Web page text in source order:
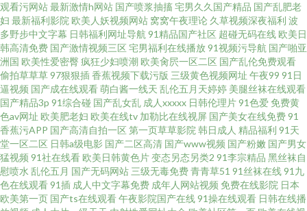
韩黄片 男人天堂 黄濒 抖阴网站 97爽片 91视频在线观看网 91丝袜首页 91处
女免费观看 国产天堂网91视频网 免费看电视剧的网址 欧美综合伊人成人精
品 日韩亚洲欧美成人 欧美午夜剧场在线 男女上床视频网址 九一豆花91 国产
极品视频久久 波多野百合 97超碰在线资源 91蜜桃入口 91c在线观看 性爱色
图日本午夜 午夜免费视频 性导航福利 日韩理论在线 日韩成人免费 欧美韩国
国产 免费看电视剧网站 激情网 80s电影院
观看污网站最新激情h网站 国产喷浆抽搐宅男久久国产精品 国产乱肥老
妇 最新福利影院 欧美人妖视频网站 窝窝午夜理论 久草视频深夜福利 波
多野步中文字幕 日韩福利网址导航 91精品国产社区 超碰无码在线 欧美日
韩高清免费 国产激情视频三区 宅男福利在线播放91视频污导航 国产啪亚
洲国 欧美性爱密臀 疯狂少妇喷潮 欧美肏屄一区二区 国产乱伦免费观看
偷拍草草草97狠狠插香蕉视频下载污版 三级黄色视频网址 午夜99 91日
逼视频 国产成在线观看萌白酱一线天 乱伦五月天婷婷 美腿丝袜在线观看
国产精品3p 91综合碰 国产乱女乱 成人xxxxx 日韩伦理片91色爱 免费黄
色av网址 欧美肥老妇 欧美在线tv 加勒比在线视屏 国产美女在线免费91
香蕉污APP 国产高清自拍一区 第一页草草影院 韩日成人 精品福利 91天
堂一区二区 日韩a级电影 国产二区高清 国产www视频 国产粉嫩 国产男女
猛视频 91社在线看 欧美日韩黄色片变态另态另类2 91李宗精品 黑丝袜自
慰喷水 乱伦五月 国产无码网站 三级无毒免费青青草51 91丝袜在线91九
色在线观看91插 成人中文字幕免费 成年人网站视频 免费在线影院 日本
欧美第一页 国产ts在线观看午夜影院国产在线91操在线观看 日韩在线播